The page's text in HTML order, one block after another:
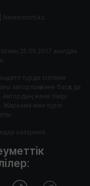
| Newsroom.kz
25.05.2017 жылдан
түрде сілтеме
авторлық және басқа да
Автордың жеке пікірі
Жарнама мен түрлі
назарына.